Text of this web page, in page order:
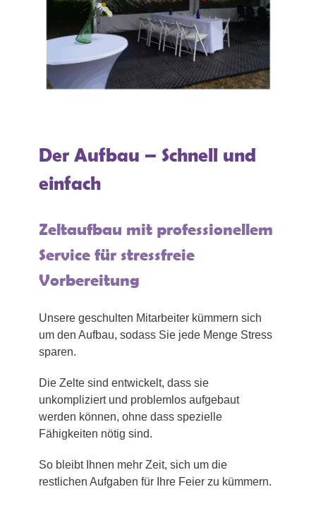
Der Aufbau – Schnell und
einfach
Zeltaufbau mit professionellem
Service für stressfreie
Vorbereitung
Unsere geschulten Mitarbeiter kümmern sich
um den Aufbau, sodass Sie jede Menge Stress
sparen.
Die Zelte sind entwickelt, dass sie
unkompliziert und problemlos aufgebaut
werden können, ohne dass spezielle
Fähigkeiten nötig sind.
So bleibt Ihnen mehr Zeit, sich um die
restlichen Aufgaben für Ihre Feier zu kümmern.